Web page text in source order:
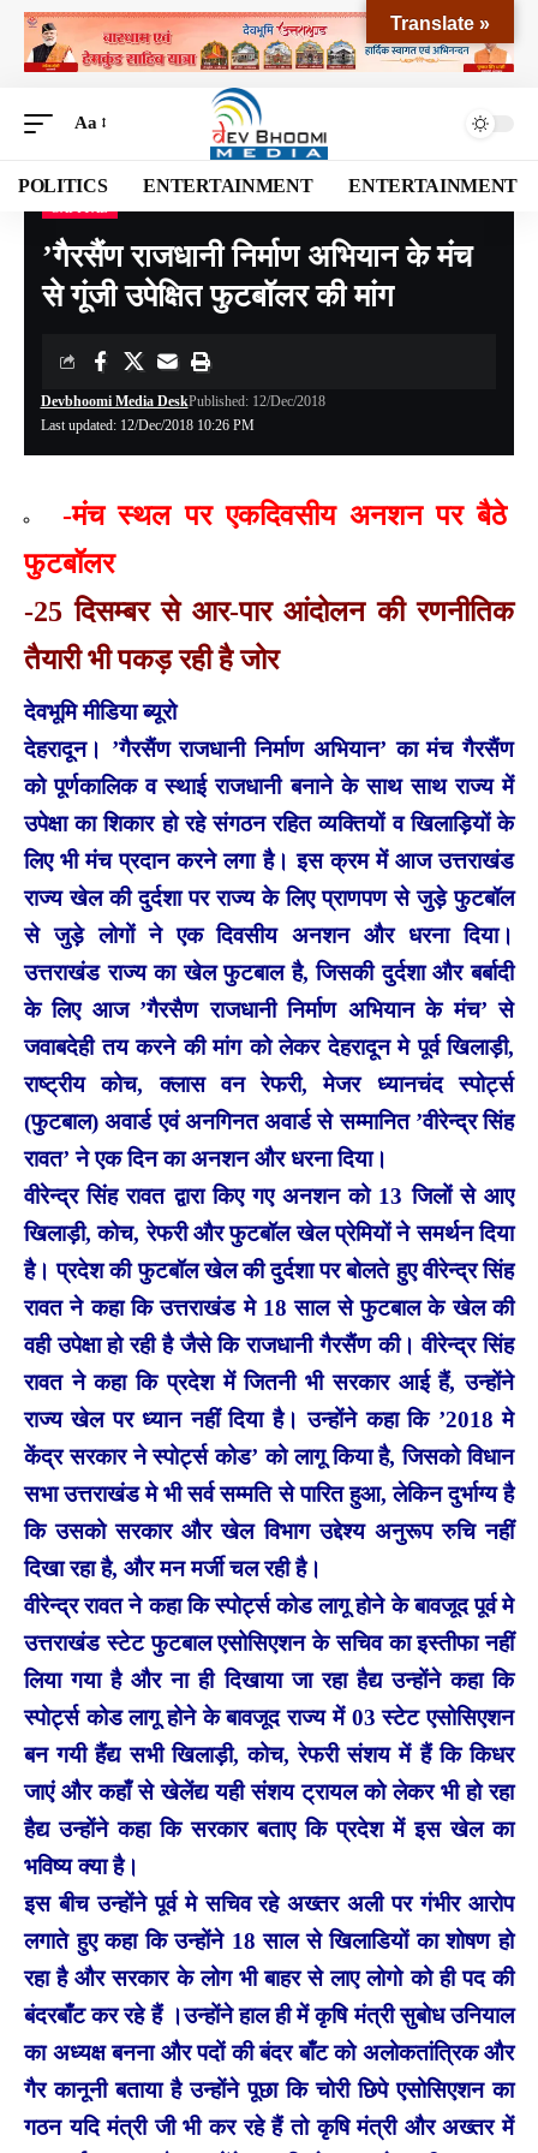
Aa
POLITICS ENTERTAINMENT ENTERTAINMENT
Devbhoomi Media>Blog>NATIONAL>CAPITAL>’गैरसैंण राजधानी निर्माण अभियान के मंच से गूंजी उपेक्षित फुटबॉलर की मांग
’गैरसैंण राजधानी निर्माण अभियान के मंच
से गूंजी उपेक्षित फुटबॉलर की मांग
Last updated: 12/Dec/2018 10:26 PM
Devbhoomi Media DeskPublished: 12/Dec/2018
-मंच स्थल पर एकदिवसीय अनशन पर बैठे
फुटबॉलर
-25 दिसम्बर से आर-पार आंदोलन की रणनीतिक
तैयारी भी पकड़ रही है जोर
देवभूमि मीडिया ब्यूरो
देहरादून। ’गैरसैंण राजधानी निर्माण अभियान’ का मंच गैरसैंण
को पूर्णकालिक व स्थाई राजधानी बनाने के साथ साथ राज्य में
उपेक्षा का शिकार हो रहे संगठन रहित व्यक्तियों व खिलाड़ियों के
लिए भी मंच प्रदान करने लगा है। इस क्रम में आज उत्तराखंड
राज्य खेल की दुर्दशा पर राज्य के लिए प्राणपण से जुड़े फुटबॉल
से जुड़े लोगों ने एक दिवसीय अनशन और धरना दिया।
उत्तराखंड राज्य का खेल फुटबाल है, जिसकी दुर्दशा और बर्बादी
के लिए आज ’गैरसैण राजधानी निर्माण अभियान के मंच’ से
जवाबदेही तय करने की मांग को लेकर देहरादून मे पूर्व खिलाड़ी,
राष्ट्रीय कोच, क्लास वन रेफरी, मेजर ध्यानचंद स्पोर्ट्स
(फुटबाल) अवार्ड एवं अनगिनत अवार्ड से सम्मानित ’वीरेन्द्र सिंह
रावत’ ने एक दिन का अनशन और धरना दिया।
वीरेन्द्र सिंह रावत द्वारा किए गए अनशन को 13 जिलों से आए
खिलाड़ी, कोच, रेफरी और फुटबॉल खेल प्रेमियों ने समर्थन दिया
है। प्रदेश की फुटबॉल खेल की दुर्दशा पर बोलते हुए वीरेन्द्र सिंह
रावत ने कहा कि उत्तराखंड मे 18 साल से फुटबाल के खेल की
वही उपेक्षा हो रही है जैसे कि राजधानी गैरसैंण की। वीरेन्द्र सिंह
रावत ने कहा कि प्रदेश में जितनी भी सरकार आई हैं, उन्होंने
राज्य खेल पर ध्यान नहीं दिया है। उन्होंने कहा कि ’2018 मे
केंद्र सरकार ने स्पोर्ट्स कोड’ को लागू किया है, जिसको विधान
सभा उत्तराखंड मे भी सर्व सम्मति से पारित हुआ, लेकिन दुर्भाग्य है
कि उसको सरकार और खेल विभाग उद्देश्य अनुरूप रुचि नहीं
दिखा रहा है, और मन मर्जी चल रही है।
वीरेन्द्र रावत ने कहा कि स्पोर्ट्स कोड लागू होने के बावजूद पूर्व मे
उत्तराखंड स्टेट फुटबाल एसोसिएशन के सचिव का इस्तीफा नहीं
लिया गया है और ना ही दिखाया जा रहा हैद्य उन्होंने कहा कि
स्पोर्ट्स कोड लागू होने के बावजूद राज्य में 03 स्टेट एसोसिएशन
बन गयी हैंद्य सभी खिलाड़ी, कोच, रेफरी संशय में हैं कि किधर
जाएं और कहाँ से खेलेंद्य यही संशय ट्रायल को लेकर भी हो रहा
हैद्य उन्होंने कहा कि सरकार बताए कि प्रदेश में इस खेल का
भविष्य क्या है।
इस बीच उन्होंने पूर्व मे सचिव रहे अख्तर अली पर गंभीर आरोप
लगाते हुए कहा कि उन्होंने 18 साल से खिलाडियों का शोषण हो
रहा है और सरकार के लोग भी बाहर से लाए लोगो को ही पद की
बंदरबाँट कर रहे हैं ।उन्होंने हाल ही में कृषि मंत्री सुबोध उनियाल
का अध्यक्ष बनना और पदों की बंदर बाँट को अलोकतांत्रिक और
गैर कानूनी बताया है उन्होंने पूछा कि चोरी छिपे एसोसिएशन का
गठन यदि मंत्री जी भी कर रहे हैं तो कृषि मंत्री और अख्तर में
Translate »